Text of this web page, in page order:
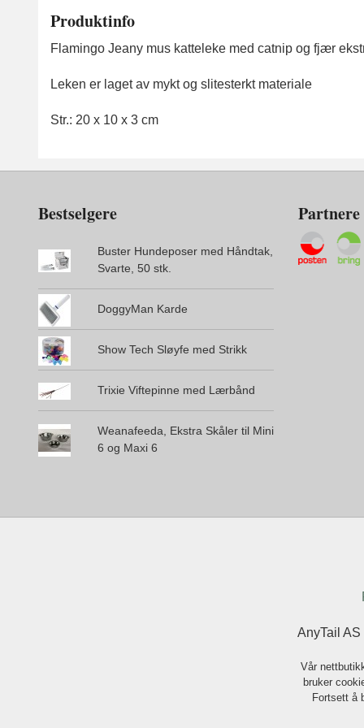
Produktinfo
Flamingo Jeany mus katteleke med catnip og fjær
Leken er laget av mykt og slitesterkt materiale
Str.: 20 x 10 x 3 cm
Bestselgere
Buster Hundeposer med Håndtak,
Svarte, 50 stk.
DoggyMan Karde
Show Tech Sløyfe med Strikk
Trixie Viftepinne med Lærbånd
Weanafeeda, Ekstra Skåler til Mini
6 og Maxi 6
Partnere
AnyTail
Vår
bruker
Fortsett å